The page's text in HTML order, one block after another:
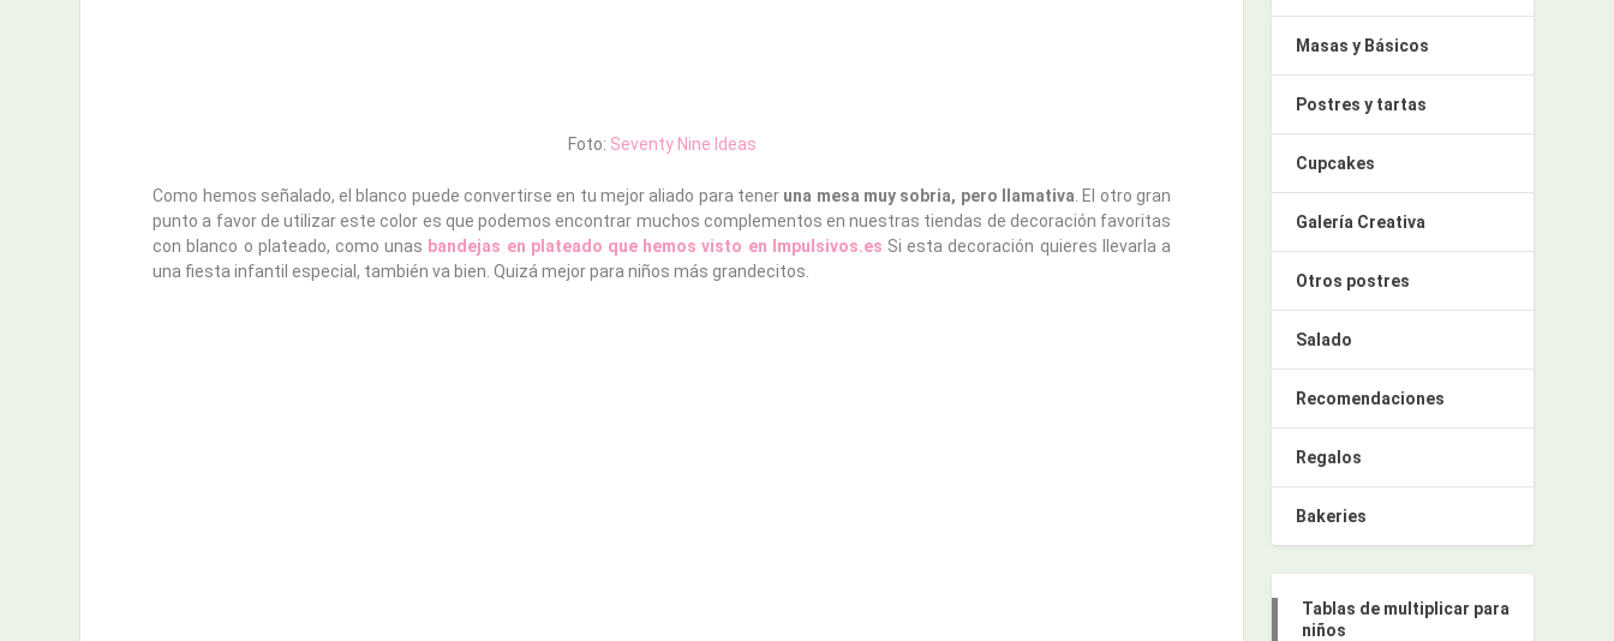
Foto: Seventy Nine Ideas
Como hemos señalado, el blanco puede convertirse en tu mejor aliado para tener una mesa muy sobria, pero llamativa. El otro gran
punto a favor de utilizar este color es que podemos encontrar muchos complementos en nuestras tiendas de decoración favoritas
con blanco o plateado, como unas bandejas en plateado que hemos visto en Impulsivos.es Si esta decoración quieres llevarla a
una fiesta infantil especial, también va bien. Quizá mejor para niños más grandecitos.
Masas y Básicos
Postres y tartas
Cupcakes
Galería Creativa
Otros postres
Salado
Recomendaciones
Regalos
Bakeries
Tablas de multiplicar para
niños